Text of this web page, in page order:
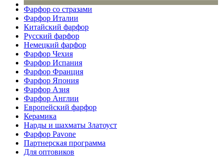
Фарфор со стразами
Фарфор Италии
Китайский фарфор
Русский фарфор
Немецкий фарфор
Фарфор Чехия
Фарфор Испания
Фарфор Франция
Фарфор Япония
Фарфор Азия
Фарфор Англии
Европейский фарфор
Керамика
Нарды и шахматы Златоуст
Фарфор Pavone
Партнерская программа
Для оптовиков